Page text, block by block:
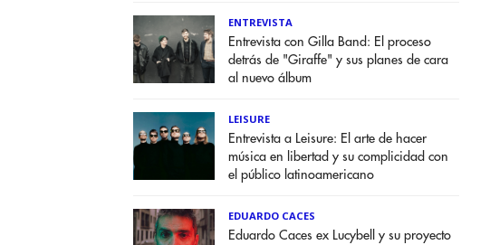
ENTREVISTA
Entrevista con Gilla Band: El proceso
detrás de "Giraffe" y sus planes de cara
al nuevo álbum
LEISURE
Entrevista a Leisure: El arte de hacer
música en libertad y su complicidad con
el público latinoamericano
EDUARDO CACES
Eduardo Caces ex Lucybell y su proyecto